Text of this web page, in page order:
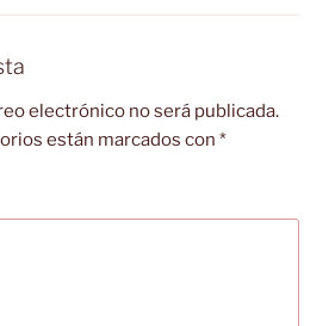
electrónico no será publicada.
están marcados con *